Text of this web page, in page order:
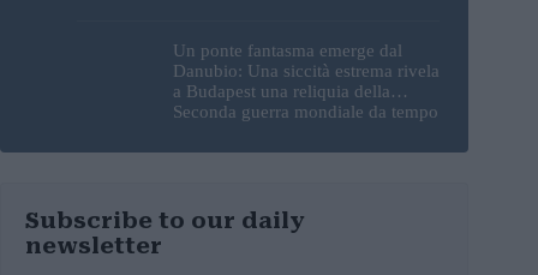
Un ponte fantasma emerge dal
Danubio: Una siccità estrema rivela
a Budapest una reliquia della
Seconda guerra mondiale da tempo
Subscribe to our daily
newsletter